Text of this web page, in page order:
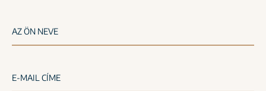
AZ ÖN NEVE
E-MAIL CÍME